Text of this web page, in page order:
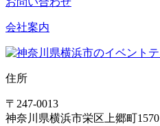
会社案内
住所
〒247-0013
神奈川県横浜市栄区上郷町1570